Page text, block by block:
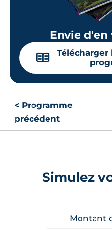
Envie d'en
📖
Télécharger
< Programme
précédent
Simulez
Montant